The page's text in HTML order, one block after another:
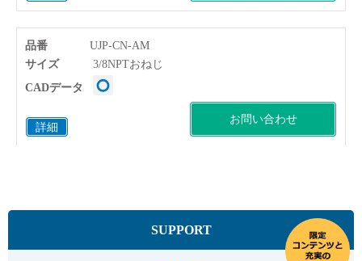
品番 UJP-CN-AM
詳細
サイズ 3/8NPTおねじ
お問い合わせ
CADデータ
お問い合わせ
SUPPORT